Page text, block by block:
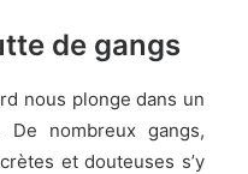
de gangs
nous plonge dans un
De nombreux gangs,
et douteuses s’y